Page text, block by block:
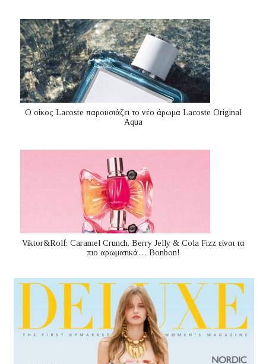
Ο οίκος Lacoste παρουσιάζει το νέο άρωμα Lacoste Original
Aqua
Viktor&Rolf: Caramel Crunch, Berry Jelly & Cola Fizz είναι τα
πιο αρωματικά… Bonbon!